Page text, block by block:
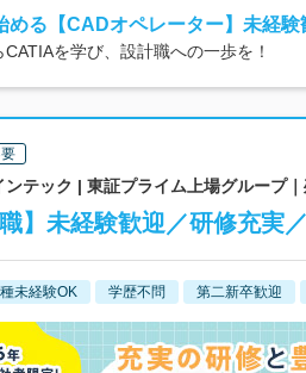
める【CADオペレーター】未経験
を学び、設計職への一歩を！
テック | 東証プライム上場グループ
職】未経験歓迎／研修充実
未経験OK 学歴不問 第二新卒歓迎